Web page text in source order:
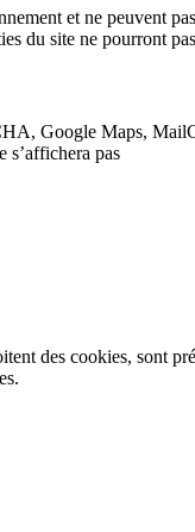
et ne peuvent
du site ne pourront
Google Maps,
s’affichera pas
des cookies, sont